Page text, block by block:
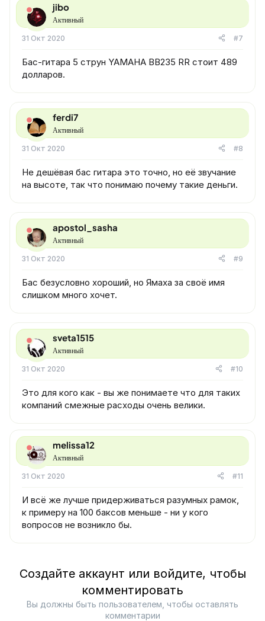
jibo
Активный
31 Окт 2020 #7
Бас-гитара 5 струн YAMAHA BB235 RR стоит 489
долларов.
ferdi7
Активный
31 Окт 2020 #8
Не дешёвая бас гитара это точно, но её звучание
на высоте, так что понимаю почему такие деньги.
apostol_sasha
Активный
31 Окт 2020 #9
Бас безусловно хороший, но Ямаха за своё имя
слишком много хочет.
sveta1515
Активный
31 Окт 2020 #10
Это для кого как - вы же понимаете что для таких
компаний смежные расходы очень велики.
melissa12
Активный
31 Окт 2020 #11
И всё же лучше придерживаться разумных рамок,
к примеру на 100 баксов меньше - ни у кого
вопросов не возникло бы.
Создайте аккаунт или войдите, чтобы
комментировать
Вы должны быть пользователем, чтобы оставлять
комментарии